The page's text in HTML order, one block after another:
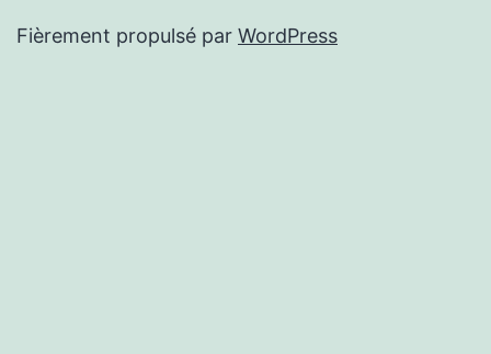
Fièrement propulsé par WordPress